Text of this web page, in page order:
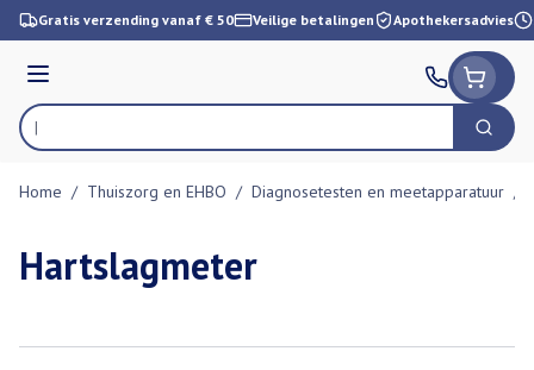
Ga naar de inhoud
Gratis verzending vanaf € 50 Veilige betalingen Apothekersadvies
Menu
Product, merk, categorie... Zoek
Home / Thuiszorg en EHBO / Diagnosetesten en meetapparatuur /
Hartslagmeter